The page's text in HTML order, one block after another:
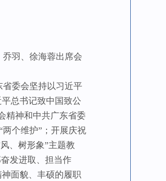
羽、徐海蓉出席会
委会坚持以习近平
总书记致中国致公
精神和中共广东省委
个维护”；开展庆祝
、树形象”主题教
发进取、担当作
面貌、丰硕的履职